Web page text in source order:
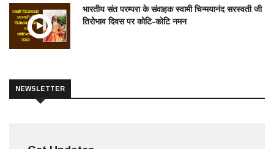
भारतीय संत परम्परा के संवाहक स्वामी चिन्मयानंद सरस्वती जी
तिरोभाव दिवस पर कोटि-कोटि नमन
NEWSLETTER